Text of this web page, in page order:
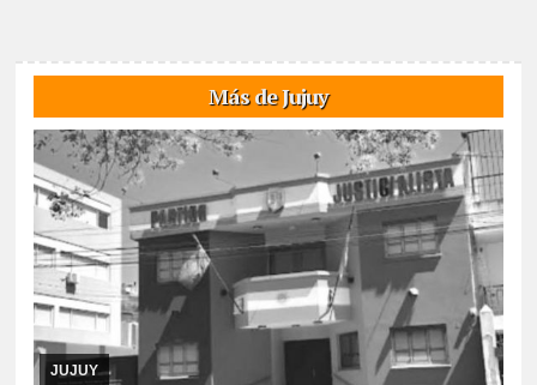
Más de Jujuy
JUJUY
08/08/2026 El cronograma electoral suspendido, el juez Hansen
resolvió la apelación de la lista Celeste y Blanca, argumenta trató
desigual. Ya corrió traslado a ...